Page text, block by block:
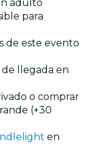
adulto
para
de este evento
de llegada en
o comprar
(+30
en